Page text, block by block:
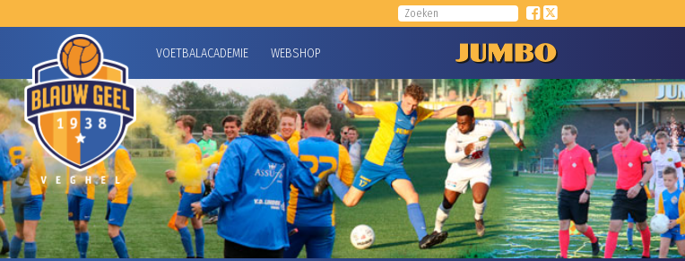
VOETBALACADEMIE WEBSHOP